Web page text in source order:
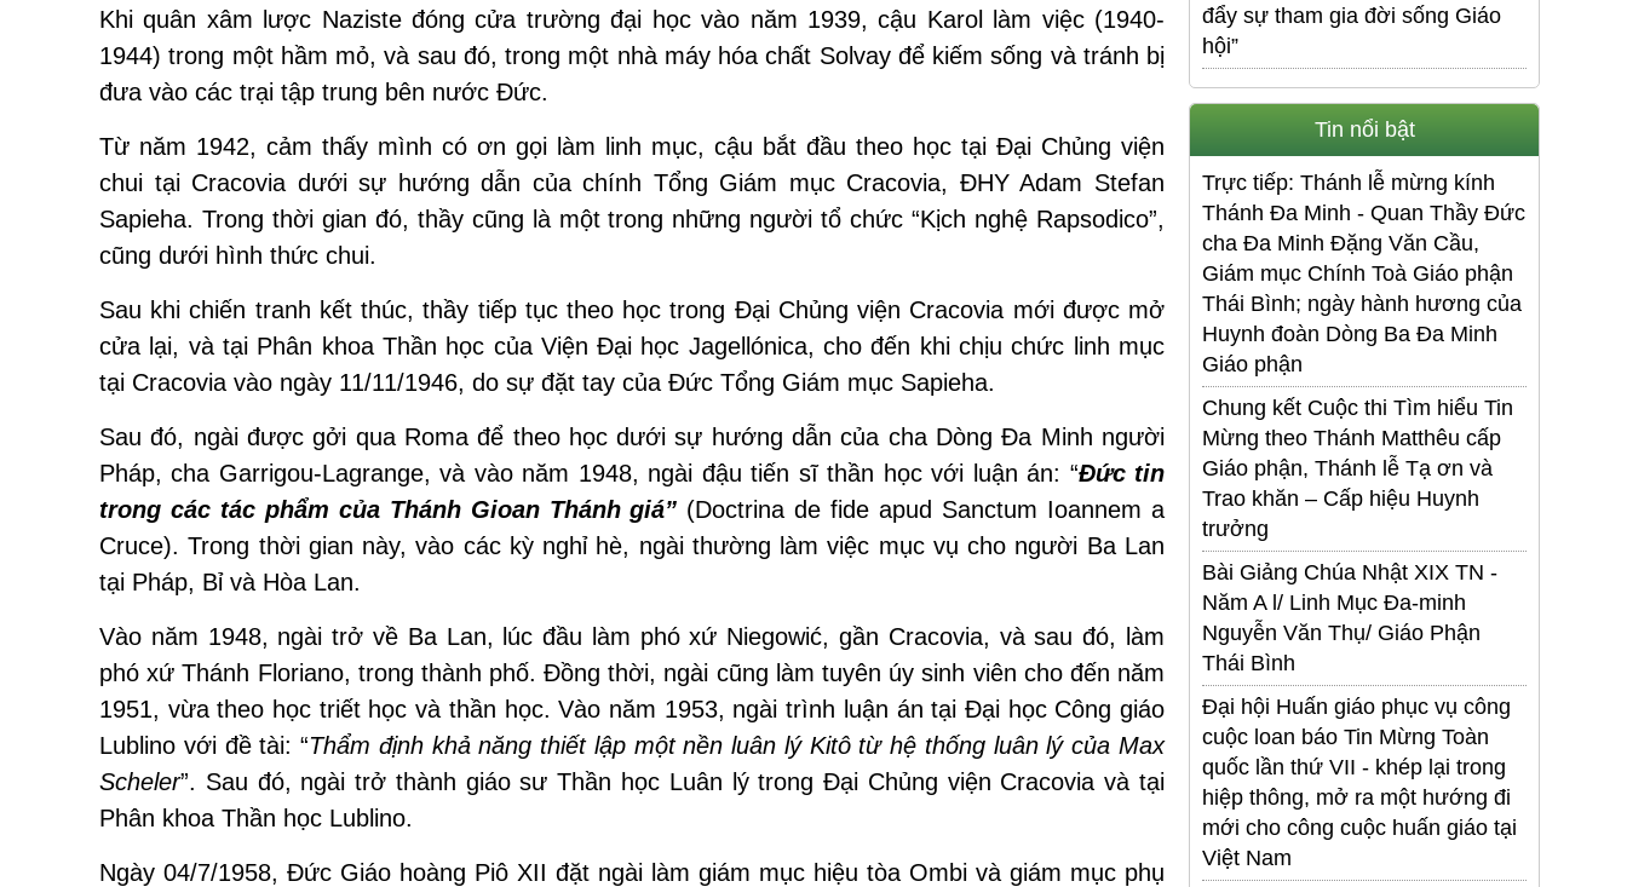
Khi quân xâm lược Naziste đóng cửa trường đại học vào năm 1939, cậu Karol làm việc (1940-
1944) trong một hầm mỏ, và sau đó, trong một nhà máy hóa chất Solvay để kiếm sống và tránh bị
đưa vào các trại tập trung bên nước Đức.
Từ năm 1942, cảm thấy mình có ơn gọi làm linh mục, cậu bắt đầu theo học tại Đại Chủng viện
chui tại Cracovia dưới sự hướng dẫn của chính Tổng Giám mục Cracovia, ĐHY Adam Stefan
Sapieha. Trong thời gian đó, thầy cũng là một trong những người tổ chức “Kịch nghệ Rapsodico”,
cũng dưới hình thức chui.
Sau khi chiến tranh kết thúc, thầy tiếp tục theo học trong Đại Chủng viện Cracovia mới được mở
cửa lại, và tại Phân khoa Thần học của Viện Đại học Jagellónica, cho đến khi chịu chức linh mục
tại Cracovia vào ngày 11/11/1946, do sự đặt tay của Đức Tổng Giám mục Sapieha.
Sau đó, ngài được gởi qua Roma để theo học dưới sự hướng dẫn của cha Dòng Đa Minh người
Pháp, cha Garrigou-Lagrange, và vào năm 1948, ngài đậu tiến sĩ thần học với luận án: “Đức tin
trong các tác phẩm của Thánh Gioan Thánh giá” (Doctrina de fide apud Sanctum Ioannem a
Cruce). Trong thời gian này, vào các kỳ nghỉ hè, ngài thường làm việc mục vụ cho người Ba Lan
tại Pháp, Bỉ và Hòa Lan.
Vào năm 1948, ngài trở về Ba Lan, lúc đầu làm phó xứ Niegowić, gần Cracovia, và sau đó, làm
phó xứ Thánh Floriano, trong thành phố. Đồng thời, ngài cũng làm tuyên úy sinh viên cho đến năm
1951, vừa theo học triết học và thần học. Vào năm 1953, ngài trình luận án tại Đại học Công giáo
Lublino với đề tài: “Thẩm định khả năng thiết lập một nền luân lý Kitô từ hệ thống luân lý của Max
Scheler”. Sau đó, ngài trở thành giáo sư Thần học Luân lý trong Đại Chủng viện Cracovia và tại
Phân khoa Thần học Lublino.
Ngày 04/7/1958, Đức Giáo hoàng Piô XII đặt ngài làm giám mục hiệu tòa Ombi và giám mục phụ
đẩy sự tham gia đời sống Giáo
hội”
Tin nổi bật
Trực tiếp: Thánh lễ mừng kính
Thánh Đa Minh - Quan Thầy Đức
cha Đa Minh Đặng Văn Cầu,
Giám mục Chính Toà Giáo phận
Thái Bình; ngày hành hương của
Huynh đoàn Dòng Ba Đa Minh
Giáo phận
Chung kết Cuộc thi Tìm hiểu Tin
Mừng theo Thánh Matthêu cấp
Giáo phận, Thánh lễ Tạ ơn và
Trao khăn – Cấp hiệu Huynh
trưởng
Bài Giảng Chúa Nhật XIX TN -
Năm A l/ Linh Mục Đa-minh
Nguyễn Văn Thụ/ Giáo Phận
Thái Bình
Đại hội Huấn giáo phục vụ công
cuộc loan báo Tin Mừng Toàn
quốc lần thứ VII - khép lại trong
hiệp thông, mở ra một hướng đi
mới cho công cuộc huấn giáo tại
Việt Nam